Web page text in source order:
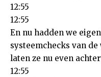
12:55
12:55
En nu hadden we
systeemchecks van
laten ze nu even
12:55